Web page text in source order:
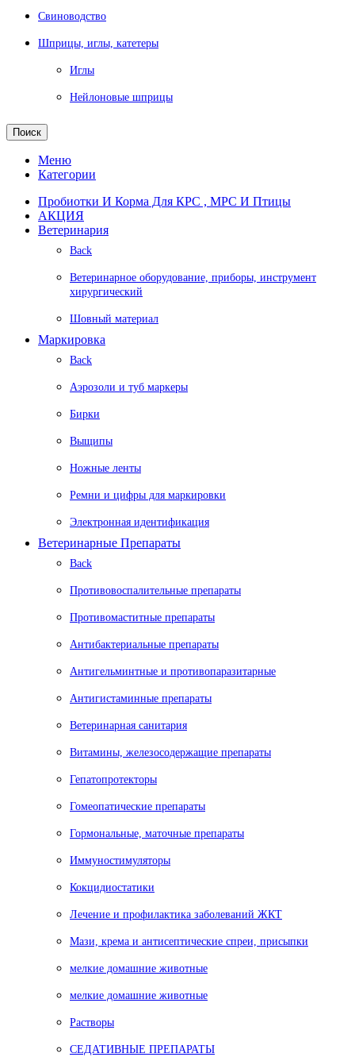
Свиноводство
Шприцы, иглы, катетеры
Иглы
Нейлоновые шприцы
Поиск
Меню
Категории
Пробиотки И Корма Для КРС , МРС И Птицы
АКЦИЯ
Ветеринария
Back
Ветеринарное оборудование, приборы, инструмент
хирургический
Шовный материал
Маркировка
Back
Аэрозоли и туб маркеры
Бирки
Выщипы
Ножные ленты
Ремни и цифры для маркировки
Электронная идентификация
Ветеринарные Препараты
Back
Противовоспалительные препараты
Противомаститные препараты
Антибактериальные препараты
Антигельминтные и противопаразитарные
Антигистаминные препараты
Ветеринарная санитария
Витамины, железосодержащие препараты
Гепатопротекторы
Гомеопатические препараты
Гормональные, маточные препараты
Иммуностимуляторы
Кокцидиостатики
Лечение и профилактика заболеваний ЖКТ
Мази, крема и антисептические спреи, присыпки
мелкие домашние животные
мелкие домашние животные
Растворы
СЕДАТИВНЫЕ ПРЕПАРАТЫ